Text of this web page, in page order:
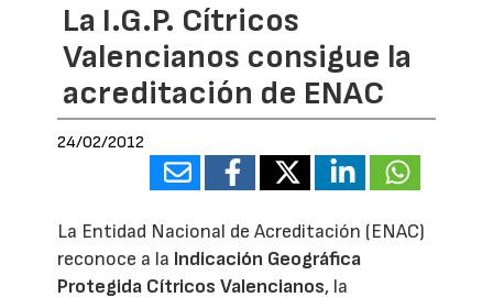
La I.G.P. Cítricos
Valencianos consigue la
acreditación de ENAC
24/02/2012
La Entidad Nacional de Acreditación (ENAC)
reconoce a la Indicación Geográfica
Protegida Cítricos Valencianos, la